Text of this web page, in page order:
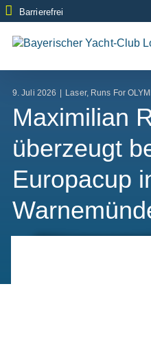
Zum
Inhalt
springen
Barrierefrei
9. Juli 2026 Laser, Runs For
Maximilian
überzeugt
Europacup